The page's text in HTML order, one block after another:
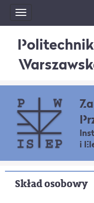
Toggle
navigation
i
Skład osobowy